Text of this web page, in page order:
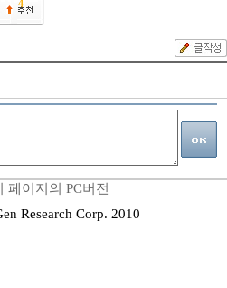
4
페이지의 PC버전
Research Corp. 2010